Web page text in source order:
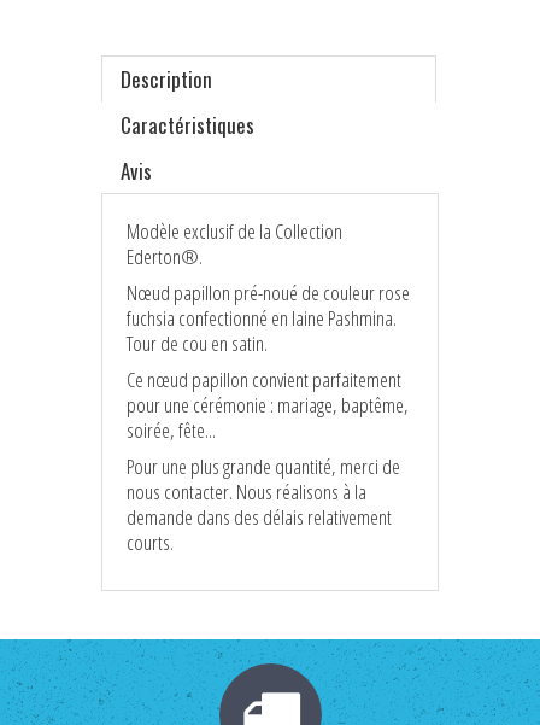
Description
Caractéristiques
Avis
Modèle exclusif de la Collection
Ederton®.
Nœud papillon pré-noué de couleur rose
fuchsia confectionné en laine Pashmina.
Tour de cou en satin.
Ce nœud papillon convient parfaitement
pour une cérémonie : mariage, baptême,
soirée, fête...
Pour une plus grande quantité, merci de
nous contacter. Nous réalisons à la
demande dans des délais relativement
courts.